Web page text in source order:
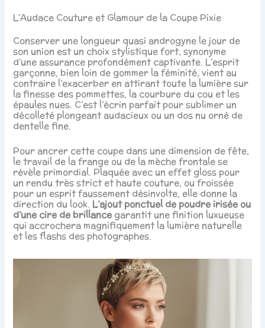
L’Audace Couture et Glamour de la Coupe Pixie
Conserver une longueur quasi androgyne le jour de
son union est un choix stylistique fort, synonyme
d’une assurance profondément captivante. L’esprit
garçonne, bien loin de gommer la féminité, vient au
contraire l’exacerber en attirant toute la lumière sur
la finesse des pommettes, la courbure du cou et les
épaules nues. C’est l’écrin parfait pour sublimer un
décolleté plongeant audacieux ou un dos nu orné de
dentelle fine.
Pour ancrer cette coupe dans une dimension de fête,
le travail de la frange ou de la mèche frontale se
révèle primordial. Plaquée avec un effet gloss pour
un rendu très strict et haute couture, ou froissée
pour un esprit faussement désinvolte, elle donne la
direction du look. L’ajout ponctuel de poudre irisée ou
d’une cire de brillancegarantit une finition luxueuse
qui accrochera magnifiquement la lumière naturelle
et les flashs des photographes.